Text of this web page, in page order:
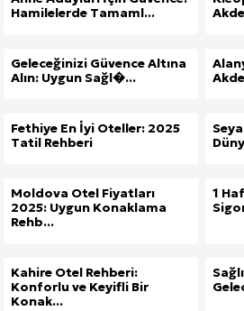
Hamilelerde Tamaml...
Geleceğinizi Güvence Altına
Alın: Uygun Sağl�...
Fethiye En İyi Oteller: 2025
Tatil Rehberi
Moldova Otel Fiyatları
2025: Uygun Konaklama
Rehb...
1
Kahire Otel Rehberi:
Konforlu ve Keyifli Bir
Konak...